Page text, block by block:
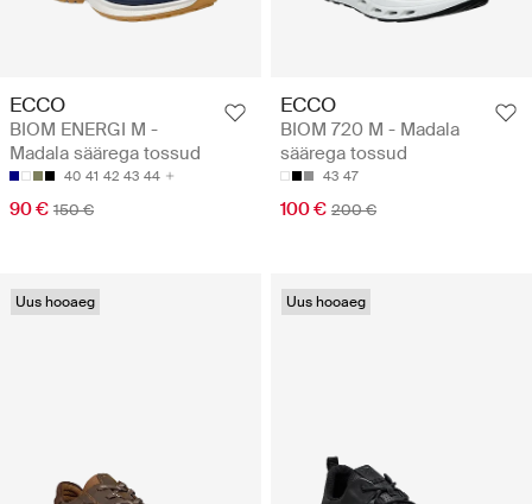
ECCO
BIOM ENERGI M -
Madala säärega tossud
40 41 42 43 44
90 € 150 €
ECCO
BIOM 720 M - Madala
säärega tossud
43 47
100 € 200 €
Uus hooaeg Uus hooaeg